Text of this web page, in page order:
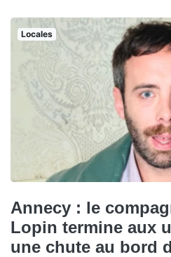
Locales
Annecy : le
Lopin termine aux
une chute au bord